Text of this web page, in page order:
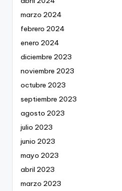
marzo 2024
febrero 2024
enero 2024
diciembre 2023
noviembre 2023
octubre 2023
septiembre 2023
agosto 2023
julio 2023
junio 2023
mayo 2023
abril 2023
marzo 2023